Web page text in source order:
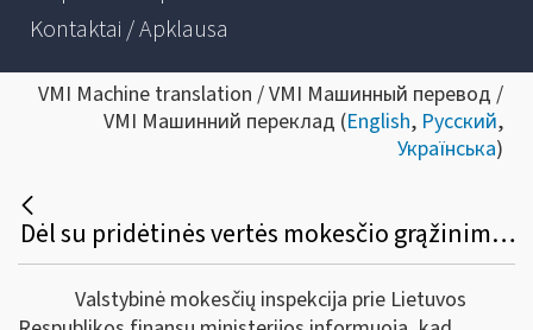
Kontaktai / Apklausa
VMI Machine translation / VMI Машинный перевод /
VMI Машинний переклад (English, Русский,
Українська)
Dėl su pridėtinės vertės mokesčio grąžinimu susijusių formų ir jų užpildymo taisyklių patvirtinimo
Valstybinė mokesčių inspekcija prie Lietuvos